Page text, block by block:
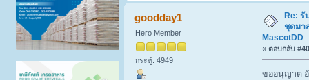
goodday1
Hero Member
กระทู้: 4949
Re: รั
ชุดมา
MascotDD
« ตอบกลับ
ขออนุญาต